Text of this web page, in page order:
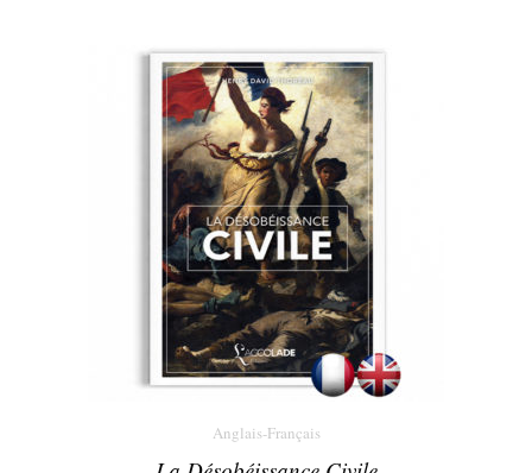
Anglais-Français